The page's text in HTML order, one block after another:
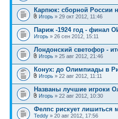
Карпюк: сборной России
Игорь » 29 окт 2012, 11:46
Париж -1924 год - финал
Игорь » 26 сен 2012, 15:11
Лондонский светофор -
Игорь » 25 авг 2012, 21:46
Конух: до Олимпиады в
Игорь » 22 авг 2012, 11:11
Названы лучшие игроки
Игорь » 22 авг 2012, 10:30
Фелпс рискует лишиться
Teddy » 20 авг 2012, 17:56